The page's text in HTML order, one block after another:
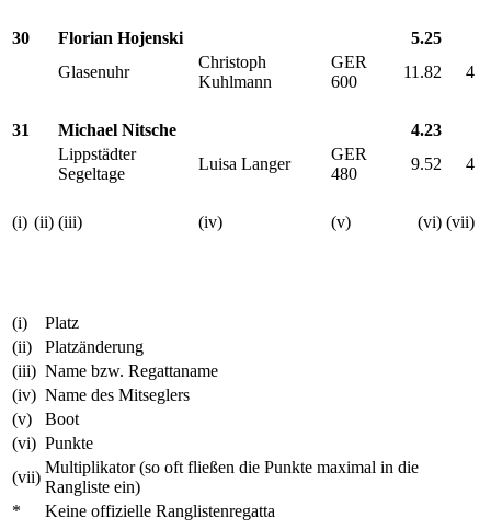
30 Florian Hojenski
5.25
Glasenuhr
Christoph
Kuhlmann
GER
600
11.82 4
31 Michael Nitsche
4.23
Lippstädter
Segeltage
Luisa Langer
GER
480
9.52 4
(i) (ii) (iii) (iv) (v) (vi) (vii)
(i)
Platz
(ii)
Platzänderung
(iii) Name bzw. Regattaname
(iv) Name des Mitseglers
(v)
Boot
(vi) Punkte
(vii)
Multiplikator (so oft fließen die Punkte maximal in die
Rangliste ein)
*
Keine offizielle Ranglistenregatta